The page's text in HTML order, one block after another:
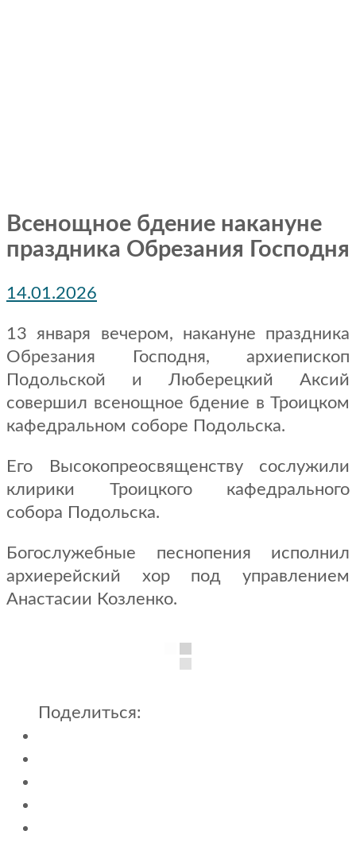
Всенощное бдение накануне
праздника Обрезания Господня
14.01.2026
13 января вечером, накануне праздника
Обрезания Господня, архиепископ
Подольской и Люберецкий Аксий
совершил всенощное бдение в Троицком
кафедральном соборе Подольска.
Его Высокопреосвященству сослужили
клирики Троицкого кафедрального
собора Подольска.
Богослужебные песнопения исполнил
архиерейский хор под управлением
Анастасии Козленко.
Поделиться: